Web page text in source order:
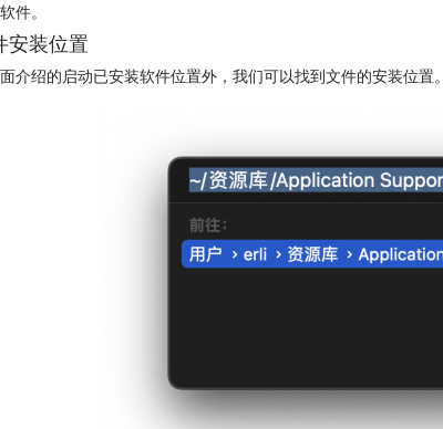
件。
安装位置
介绍的启动已安装软件位置外，我们可以找到文件的安装位置。